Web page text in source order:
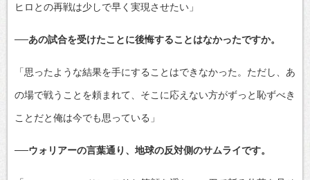
ヒロとの再戦は少しで早く実現させたい」
──あの試合を受けたことに後悔することはなかったですか。
「思ったような結果を手にすることはできなかった。ただし、あ
の場で戦うことを頼まれて、そこに応えない方がずっと恥ずべき
ことだと俺は今でも思っている」
──ウォリアーの言葉通り、地球の反対側のサムライです。